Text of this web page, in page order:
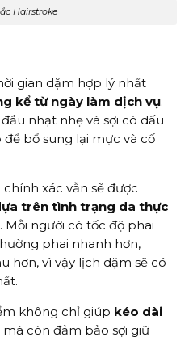
Hairstroke
gian dặm hợp lý nhất
kể từ ngày làm dịch vụ.
nhạt nhẹ và sợi có dấu
bổ sung lại mực và cố
xác vẫn sẽ được
trên tình trạng da thực
. Mỗi người có tốc độ phai
phai nhanh hơn,
hơn, vì vậy lịch dặm sẽ có
không chỉ giúp kéo dài
mà còn đảm bảo sợi giữ